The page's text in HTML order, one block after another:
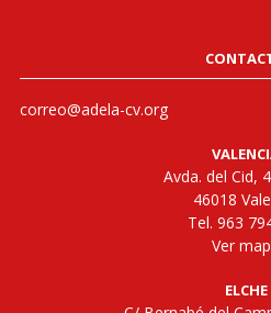
correo@adela-cv.org
Avda. del Cid,
46018
Tel. 963
Ver
ELCHE